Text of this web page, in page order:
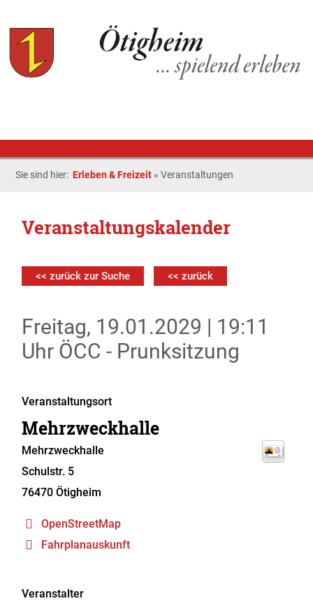
Sie sind hier: Erleben & Freizeit »Veranstaltungen
Veranstaltungskalender
<< zurück zur Suche << zurück
Freitag, 19.01.2029 | 19:11
Uhr ÖCC - Prunksitzung
Veranstaltungsort
Mehrzweckhalle
Mehrzweckhalle
Schulstr. 5
76470 Ötigheim
OpenStreetMap
Fahrplanauskunft
Veranstalter